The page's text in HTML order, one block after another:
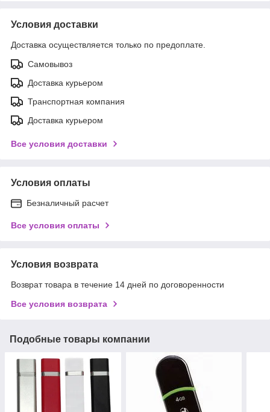
Условия доставки
Доставка осуществляется только по предоплате.
Самовывоз
Доставка курьером
Транспортная компания
Доставка курьером
Все условия доставки
Условия оплаты
Безналичный расчет
Все условия оплаты
Условия возврата
Возврат товара в течение 14 дней по договоренности
Все условия возврата
Подобные товары компании